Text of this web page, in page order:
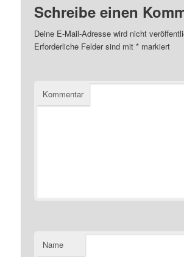
Schreibe einen
Deine E-Mail-Adresse wird nicht
Erforderliche Felder sind mit* markiert
Kommentar
Name